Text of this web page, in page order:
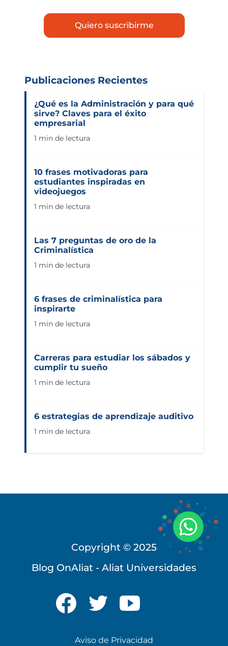
Publicaciones Recientes
¿Qué es la Administración y para qué
sirve? Claves para el éxito
empresarial
1 min de lectura
10 frases motivadoras para
estudiantes inspiradas en
videojuegos
1 min de lectura
Las 7 preguntas de oro de la
Criminalística
1 min de lectura
6 frases de criminalística para
inspirarte
1 min de lectura
Carreras para estudiar los sábados y
cumplir tu sueño
1 min de lectura
6 estrategias de aprendizaje auditivo
1 min de lectura
Copyright © 2025
Blog OnAliat - Aliat Universidades
Aviso de Privacidad
Universidad Virtual
Te brindamos información